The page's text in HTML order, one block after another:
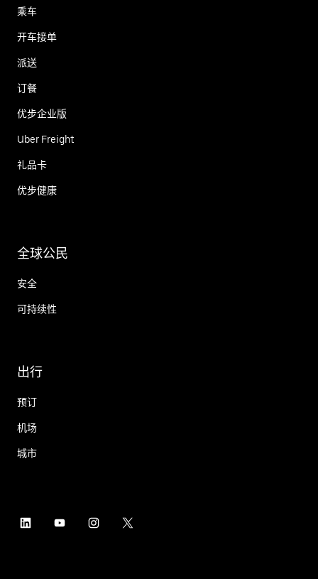
乘车
开车接单
派送
订餐
优步企业版
Uber Freight
礼品卡
优步健康
全球公民
安全
可持续性
出行
预订
机场
城市